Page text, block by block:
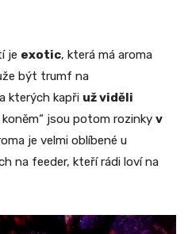
je exotic, která má aroma
být trumf na
kterých kapři už viděli
koněm“ jsou potom rozinky v
je velmi oblíbené u
na feeder, kteří rádi loví na